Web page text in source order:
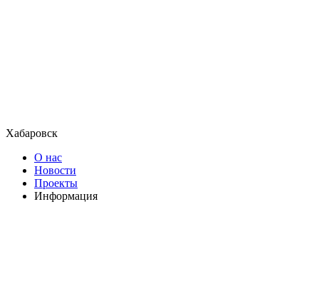
Хабаровск
О нас
Новости
Проекты
Информация